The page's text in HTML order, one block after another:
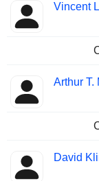
Vincent
Arthur T.
David